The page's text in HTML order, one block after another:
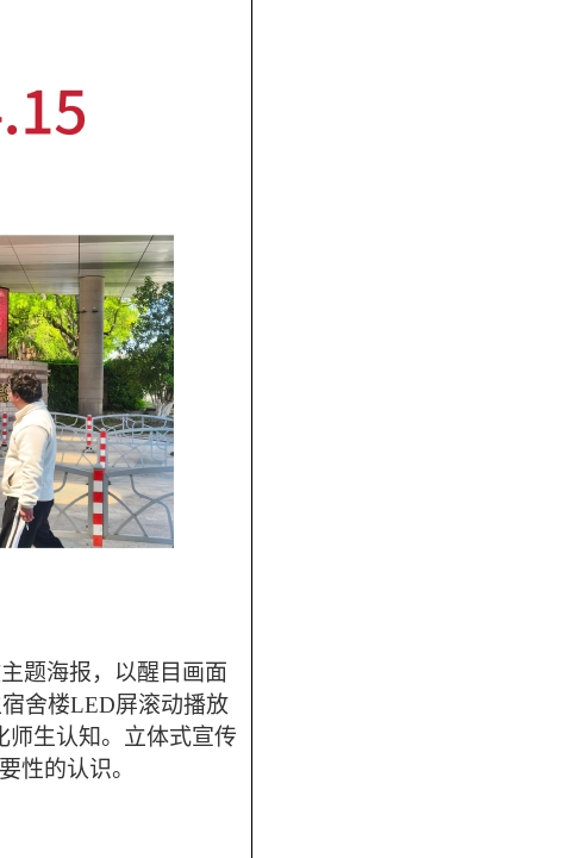
题海报，以醒目画面
舍楼LED屏滚动播放
师生认知。立体式宣传
性的认识。